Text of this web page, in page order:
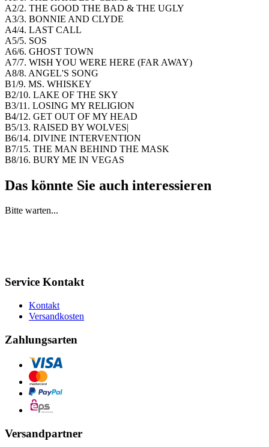
A2/2. THE GOOD THE BAD & THE UGLY
A3/3. BONNIE AND CLYDE
A4/4. LAST CALL
A5/5. SOS
A6/6. GHOST TOWN
A7/7. WISH YOU WERE HERE (FAR AWAY)
A8/8. ANGEL'S SONG
B1/9. MS. WHISKEY
B2/10. LAKE OF THE SKY
B3/11. LOSING MY RELIGION
B4/12. GET OUT OF MY HEAD
B5/13. RAISED BY WOLVES|
B6/14. DIVINE INTERVENTION
B7/15. THE MAN BEHIND THE MASK
B8/16. BURY ME IN VEGAS
Das könnte Sie auch interessieren
Bitte warten...
Service Kontakt
Kontakt
Versandkosten
Zahlungsarten
Versandpartner